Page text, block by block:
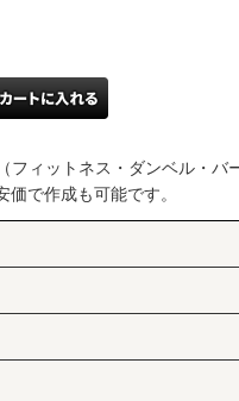
ィットネス・ダンベル・バ
で作成も可能です。